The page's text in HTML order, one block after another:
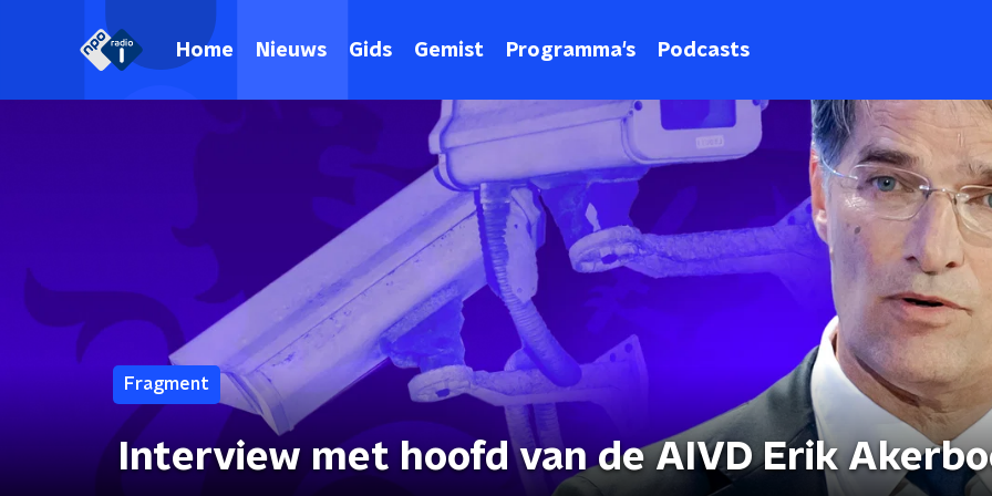
Home Nieuws Gids Gemist Programma's Podcasts
Fragment
Interview met hoofd van de AIVD Erik